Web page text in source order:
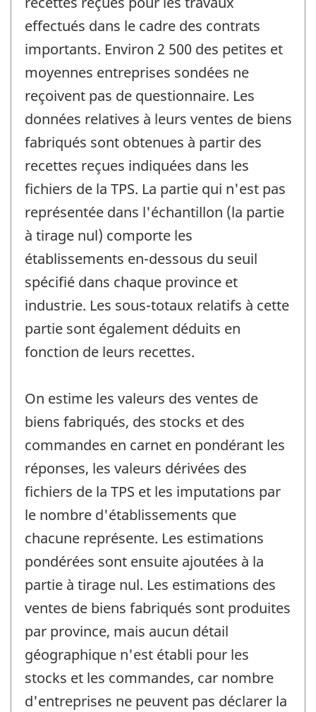
effectués dans le cadre des contrats
importants. Environ 2 500 des petites et
moyennes entreprises sondées ne
reçoivent pas de questionnaire. Les
données relatives à leurs ventes de biens
fabriqués sont obtenues à partir des
recettes reçues indiquées dans les
fichiers de la TPS. La partie qui n'est pas
représentée dans l'échantillon (la partie
à tirage nul) comporte les
établissements en-dessous du seuil
spécifié dans chaque province et
industrie. Les sous-totaux relatifs à cette
partie sont également déduits en
fonction de leurs recettes.
On estime les valeurs des ventes de
biens fabriqués, des stocks et des
commandes en carnet en pondérant les
réponses, les valeurs dérivées des
fichiers de la TPS et les imputations par
le nombre d'établissements que
chacune représente. Les estimations
pondérées sont ensuite ajoutées à la
partie à tirage nul. Les estimations des
ventes de biens fabriqués sont produites
par province, mais aucun détail
géographique n'est établi pour les
stocks et les commandes, car nombre
d'entreprises ne peuvent pas déclarer la